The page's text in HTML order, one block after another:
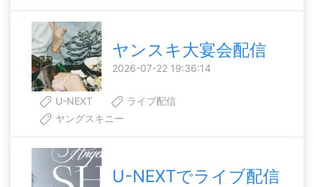
ヤンスキ大宴会配信
2026-07-22 19:36:14
U-NEXT
ライブ配信
ヤングスキニー
U-NEXTでライブ配信